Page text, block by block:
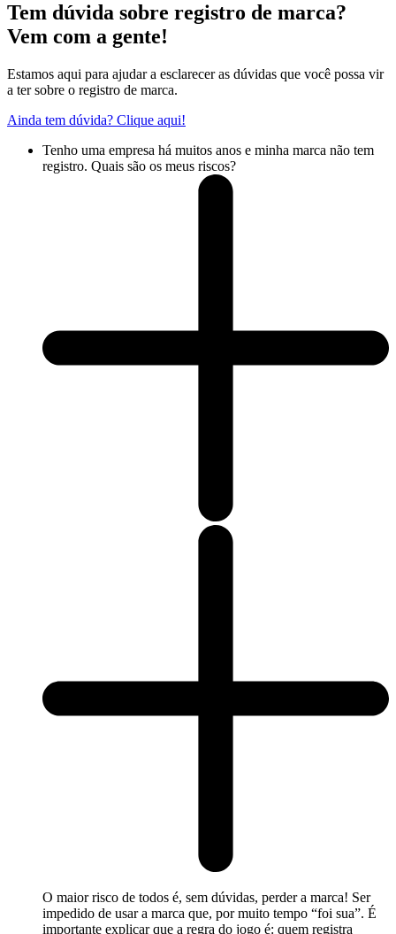
Tem dúvida sobre registro de marca?
Vem com a gente!
Estamos aqui para ajudar a esclarecer as dúvidas que você possa vir
a ter sobre o registro de marca.
Ainda tem dúvida? Clique aqui!
Tenho uma empresa há muitos anos e minha marca não tem
registro. Quais são os meus riscos?
O maior risco de todos é, sem dúvidas, perder a marca! Ser
impedido de usar a marca que, por muito tempo “foi sua”. É
importante explicar que a regra do jogo é: quem registra